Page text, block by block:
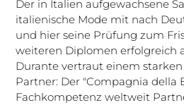
Der in Italien aufgewachsene
italienische Mode mit nach
und hier seine Prüfung zum
weiteren Diplomen erfolgreich
Durante vertraut einem
Partner: Der "Compagnia della
Fachkompetenz weltweit